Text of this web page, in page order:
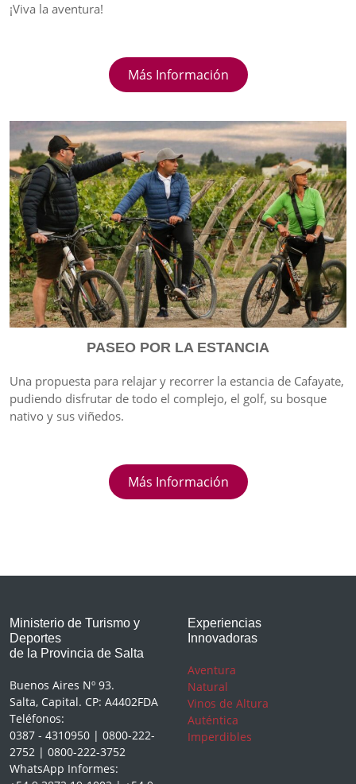
¡Viva la aventura!
Más Información
PASEO POR LA ESTANCIA
Una propuesta para relajar y recorrer la estancia de Cafayate,
pudiendo disfrutar de todo el complejo, el golf, su bosque
nativo y sus viñedos.
Más Información
Ministerio de Turismo y
Deportes
de la Provincia de Salta
Buenos Aires Nº 93.
Salta, Capital. CP: A4402FDA
Teléfonos:
0387 - 4310950 | 0800-222-
2752 | 0800-222-3752
WhatsApp Informes:
Experiencias
Innovadoras
Aventura
Natural
Vinos de Altura
Auténtica
Imperdibles